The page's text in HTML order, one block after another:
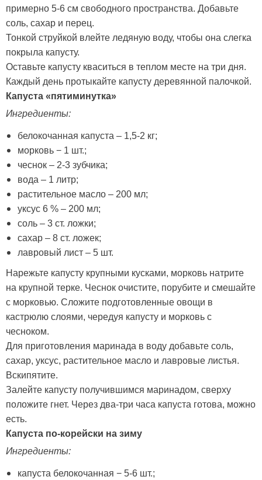
примерно 5-6 см свободного пространства. Добавьте
соль, сахар и перец.
Тонкой струйкой влейте ледяную воду, чтобы она слегка
покрыла капусту.
Оставьте капусту кваситься в теплом месте на три дня.
Каждый день протыкайте капусту деревянной палочкой.
Капуста «пятиминутка»
Ингредиенты:
белокочанная капуста – 1,5-2 кг;
морковь − 1 шт.;
чеснок – 2-3 зубчика;
вода – 1 литр;
растительное масло – 200 мл;
уксус 6 % – 200 мл;
соль – 3 ст. ложки;
сахар – 8 ст. ложек;
лавровый лист – 5 шт.
Нарежьте капусту крупными кусками, морковь натрите
на крупной терке. Чеснок очистите, порубите и смешайте
с морковью. Сложите подготовленные овощи в
кастрюлю слоями, чередуя капусту и морковь с
чесноком.
Для приготовления маринада в воду добавьте соль,
сахар, уксус, растительное масло и лавровые листья.
Вскипятите.
Залейте капусту получившимся маринадом, сверху
положите гнет. Через два-три часа капуста готова, можно
есть.
Капуста по-корейски на зиму
Ингредиенты:
капуста белокочанная − 5-6 шт.;